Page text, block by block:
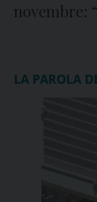
novembre:
di Dio:
LA PAROLA